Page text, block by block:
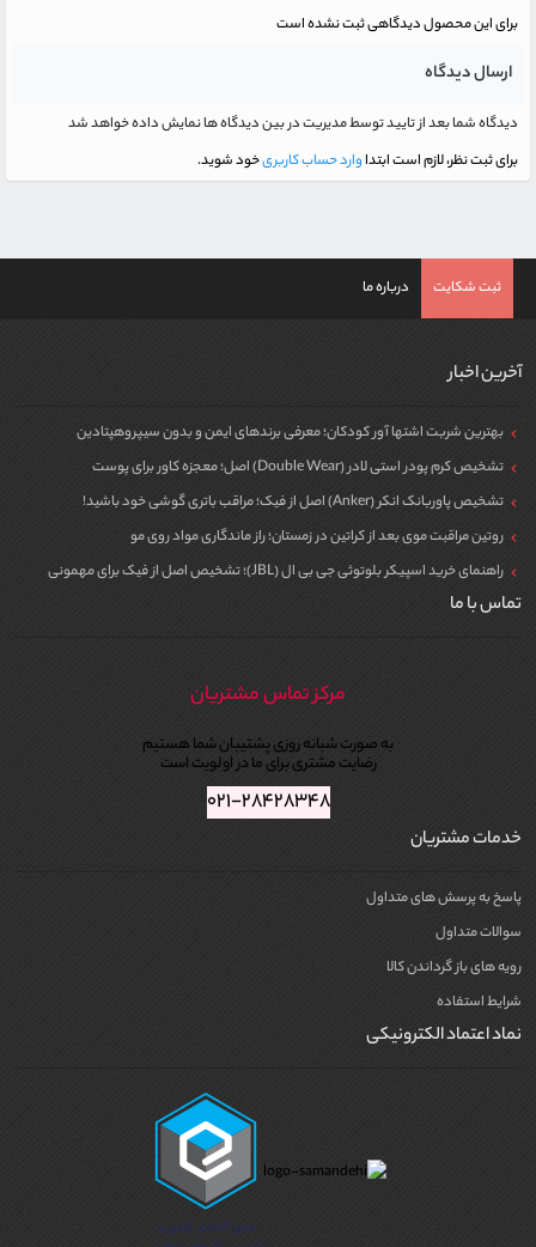
برای این محصول دیدگاهی ثبت نشده است
ارسال دیدگاه
دیدگاه شما بعد از تایید توسط مدیریت در بین دیدگاه ها نمایش داده خواهد شد
برای ثبت نظر، لازم است ابتداوارد حساب کاربریخود شوید.
ثبت شکایت درباره ما
آخرین اخبار
بهترین شربت اشتها آور کودکان؛ معرفی برندهای ایمن و بدون سیپروهپتادین
تشخیص کرم پودر استی لادر (Double Wear) اصل؛ معجزه کاور برای پوست
تشخیص پاوربانک انکر (Anker) اصل از فیک؛ مراقب باتری گوشی خود باشید!
روتین مراقبت موی بعد از کراتین در زمستان؛ راز ماندگاری مواد روی مو
راهنمای خرید اسپیکر بلوتوثی جی بی ال (JBL)؛ تشخیص اصل از فیک برای مهمونی
تماس با ما
مرکز تماس مشتریان
به صورت شبانه روزی پشتیبان شما هستیم
رضایت مشتری برای ما در اولویت است
۰۲۱-۲۸۴۲۸۳۴۸
خدمات مشتریان
پاسخ به پرسش های متداول
سوالات متداول
رویه های باز گرداندن کالا
شرایط استفاده
نماد اعتماد الکترونیکی